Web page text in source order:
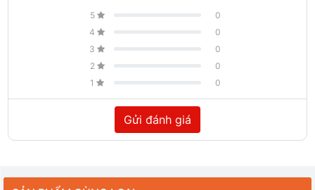
5
0
4
0
3
0
2
0
1
0
Gửi đánh giá